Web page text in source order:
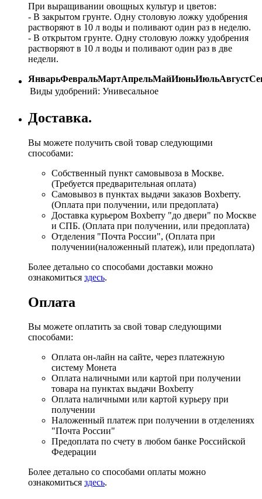
При выращивании овощных культур и цветов:
- В закрытом грунте. Одну столовую ложку удобрения
растворяют в 10 л воды и поливают один раз в неделю.
- В открытом грунте. Одну столовую ложку удобрения
растворяют в 10 л воды и поливают один раз в две
недели.
ЯнварьФевральМартАпрельМайИюньИюльАвгуст
Виды удобрений: Унивесальное
Доставка.
Вы можете получить свой товар следующими
способами:
Собственный пункт самовывоза в Москве.
(Требуется предварительная оплата)
Самовывоз в пунктах выдачи заказов Boxberry.
(Оплата при получении, или предоплата)
Доставка курьером Boxberry "до двери" по Москве
и СПБ. (Оплата при получении, или предоплата)
Отделения "Почта России", (Оплата при
получении(наложенный платеж), или предоплата)
Более детально со способами доставки можно
ознакомиться здесь.
Оплата
Вы можете оплатить за свой товар следующими
способами:
Оплата он-лайн на сайте, через платежную
систему Монета
Оплата наличными или картой при получении
товара на пунктах выдачи Boxberry
Оплата наличными или картой курьеру при
получении
Наложенный платеж при получении в отделениях
"Почта России"
Предоплата по счету в любом банке Российской
Федерации
Более детально со способами оплаты можно
ознакомиться здесь.